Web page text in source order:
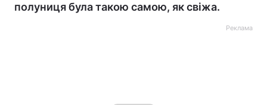
полуниця була такою самою, як свіжа.
Реклама